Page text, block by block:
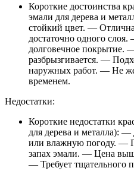
Короткие достоинства
эмали для дерева и
стойкий цвет. —
достаточно одного
долговечное покрытие.
разбрызгивается. —
наружных работ. — Не
временем.
Недостатки:
Короткие недостатки
для дерева и металла):
или влажную погоду. —
запах эмали. — Цена
— Требует тщательного